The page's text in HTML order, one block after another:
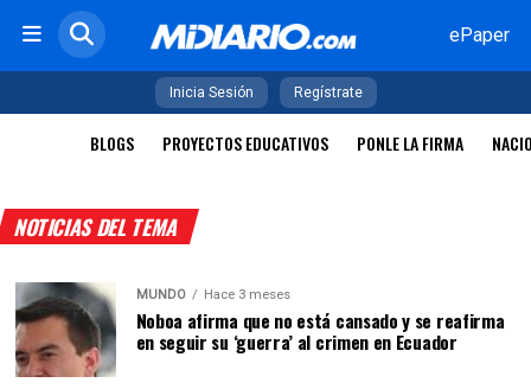
ePaper
Inicia Sesión Regístrate
BLOGS PROYECTOS EDUCATIVOS PONLE LA FIRMA
NOTICIAS DEL TEMA
MUNDO Hace 3 meses
Noboa afirma que no está cansado y se reafirma
en seguir su ‘guerra’ al crimen en Ecuador